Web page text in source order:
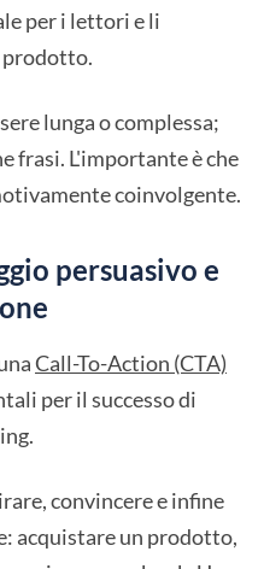
per i lettori e li
prodotto.
lunga o complessa;
frasi. L'importante è che
coinvolgente.
persuasivo e
Call-To-Action (CTA)
per il successo di
convincere e infine
acquistare un prodotto,